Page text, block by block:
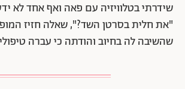
שידרתי בטלוויזיה עם פאה ואף אחד לא
"את חלית בסרטן השד?", שאלה חזיז
שהשיבה לה בחיוב והודתה כי עברה